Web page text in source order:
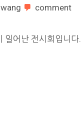
comment
일어난 전시회입니다.